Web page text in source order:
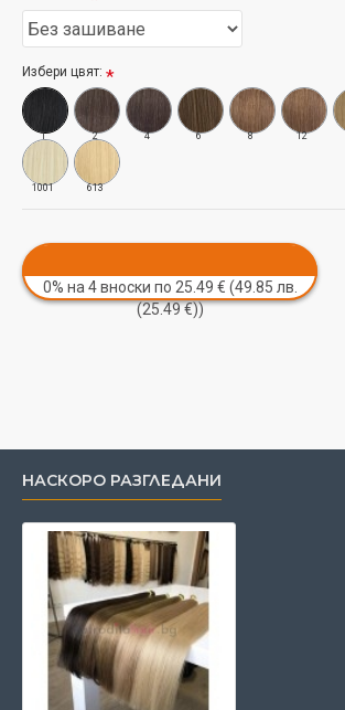
Избери цвят:
1 2 4 6 8 12
1001 613
0% на 4 вноски по 25.49 € (49.85 лв.
(25.49 €))
НАСКОРО РАЗГЛЕДАНИ